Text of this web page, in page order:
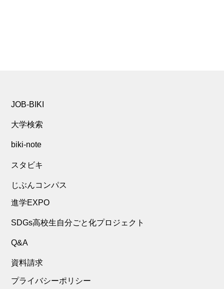
JOB-BIKI
大学検索
biki-note
スタビキ
じぶんコンパス
進学EXPO
SDGs高校生自分ごと化プロジェクト
Q&A
資料請求
プライバシーポリシー